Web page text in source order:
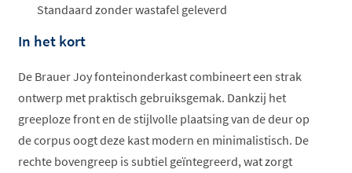
Standaard zonder wastafel geleverd
In het kort
De Brauer Joy fonteinonderkast combineert een strak
ontwerp met praktisch gebruiksgemak. Dankzij het
greeploze front en de stijlvolle plaatsing van de deur op
de corpus oogt deze kast modern en minimalistisch. De
rechte bovengreep is subtiel geïntegreerd, wat zorgt